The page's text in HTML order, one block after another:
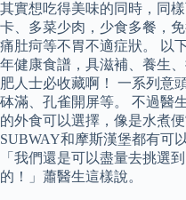
其實想吃得美味的同時，同
卡、多菜少肉，少食多餐，
痛肚疴等不胃不適症狀。 以
年健康食譜，具滋補、養生
肥人士必收藏啊！ 一系列意
砵滿、孔雀開屏等。 不過醫
的外食可以選擇，像是水煮
SUBWAY和摩斯漢堡都有可
「我們還是可以盡量去挑選
的！」蕭醫生這樣說。